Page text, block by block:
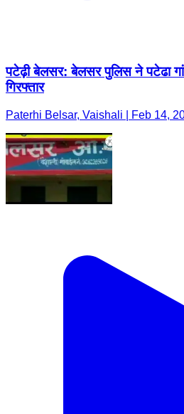
पटेढ़ी बेलसर: बेलसर पुलिस ने पटेढा
गिरफ्तार
Paterhi Belsar, Vaishali | Feb 14,